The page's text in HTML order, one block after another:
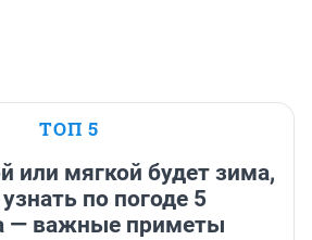
ТОП 5
или мягкой будет зима,
по погоде 5
— важные приметы